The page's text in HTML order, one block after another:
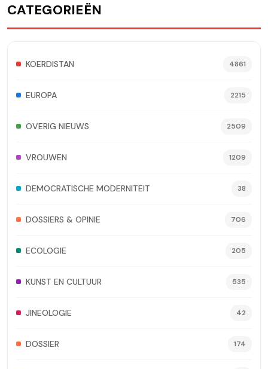
CATEGORIEËN
KOERDISTAN 4861
EUROPA 2215
OVERIG NIEUWS 2509
VROUWEN 1209
DEMOCRATISCHE MODERNITEIT 38
DOSSIERS & OPINIE 706
ECOLOGIE 205
KUNST EN CULTUUR 535
JINEOLOGIE 42
DOSSIER 174